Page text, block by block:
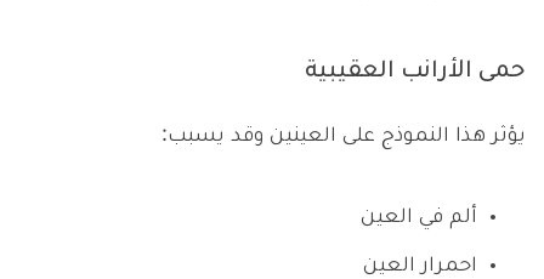
حمى الأرانب العقيبية
يؤثر هذا النموذج على العينين وقد يسبب:
ألم في العين
احمرار العين